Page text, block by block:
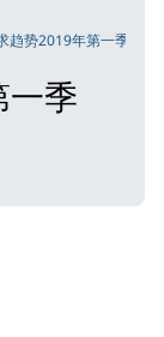
趋势2019年第一季度
季